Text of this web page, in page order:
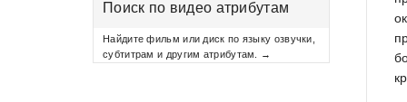
Поиск по видео атрибутам
Найдите фильм или диск по языку озвучки,
субтитрам и другим атрибутам. →